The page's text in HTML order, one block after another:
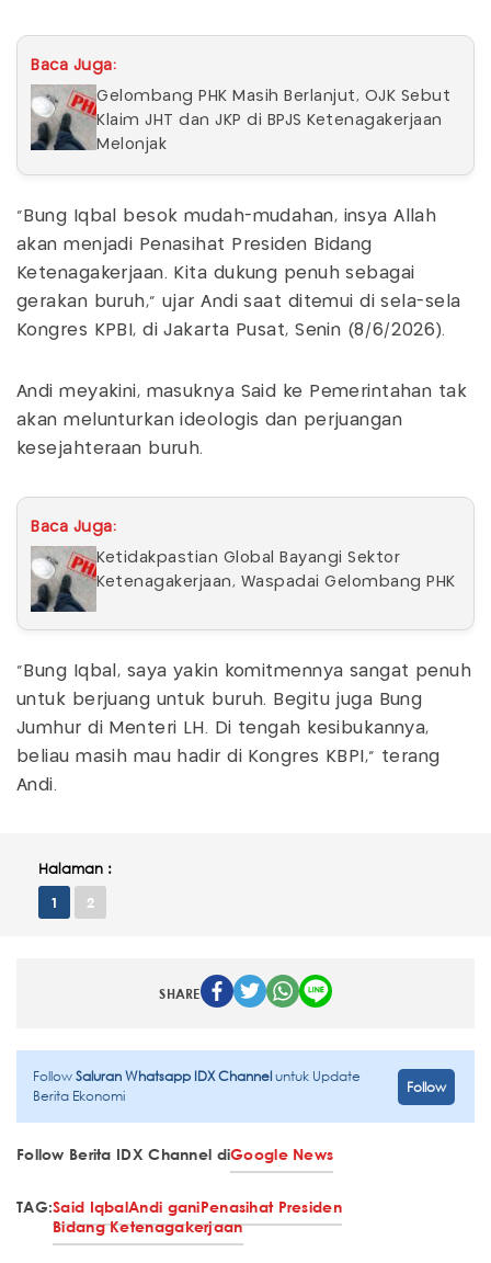
Baca Juga:
Gelombang PHK Masih Berlanjut, OJK Sebut
Klaim JHT dan JKP di BPJS Ketenagakerjaan
Melonjak
“Bung Iqbal besok mudah-mudahan, insya Allah
akan menjadi Penasihat Presiden Bidang
Ketenagakerjaan. Kita dukung penuh sebagai
gerakan buruh,” ujar Andi saat ditemui di sela-sela
Kongres KPBI, di Jakarta Pusat, Senin (8/6/2026).
Andi meyakini, masuknya Said ke Pemerintahan tak
akan melunturkan ideologis dan perjuangan
kesejahteraan buruh.
Baca Juga:
Ketidakpastian Global Bayangi Sektor
Ketenagakerjaan, Waspadai Gelombang PHK
“Bung Iqbal, saya yakin komitmennya sangat penuh
untuk berjuang untuk buruh. Begitu juga Bung
Jumhur di Menteri LH. Di tengah kesibukannya,
beliau masih mau hadir di Kongres KBPI,” terang
Andi.
Halaman :
1 2
SHARE
FollowSaluran Whatsapp IDX Channeluntuk Update
Berita Ekonomi
Follow
Follow Berita IDX Channel diGoogle News
TAG:Said IqbalAndi ganiPenasihat Presiden
Bidang Ketenagakerjaan